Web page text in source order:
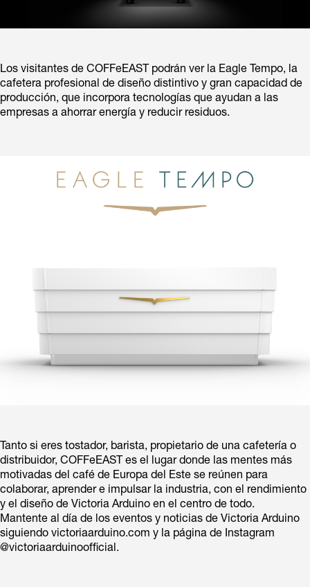
Los visitantes de COFFeEAST podrán ver la Eagle Tempo, la
cafetera profesional de diseño distintivo y gran capacidad de
producción, que incorpora tecnologías que ayudan a las
empresas a ahorrar energía y reducir residuos.
Tanto si eres tostador, barista, propietario de una cafetería o
distribuidor, COFFeEAST es el lugar donde las mentes más
motivadas del café de Europa del Este se reúnen para
colaborar, aprender e impulsar la industria, con el rendimiento
y el diseño de Victoria Arduino en el centro de todo.
Mantente al día de los eventos y noticias de Victoria Arduino
siguiendo victoriaarduino.com y la página de Instagram
@victoriaarduinoofficial.